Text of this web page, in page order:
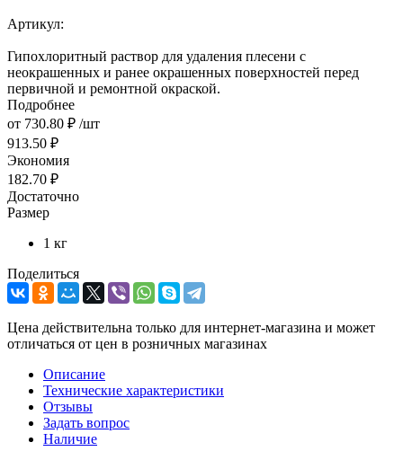
Артикул:
Гипохлоритный раствор для удаления плесени с
неокрашенных и ранее окрашенных поверхностей перед
первичной и ремонтной окраской.
Подробнее
от 730.80 ₽ /шт
913.50 ₽
Экономия
182.70 ₽
Достаточно
Размер
1 кг
Поделиться
Цена действительна только для интернет-магазина и может
отличаться от цен в розничных магазинах
Описание
Технические характеристики
Отзывы
Задать вопрос
Наличие